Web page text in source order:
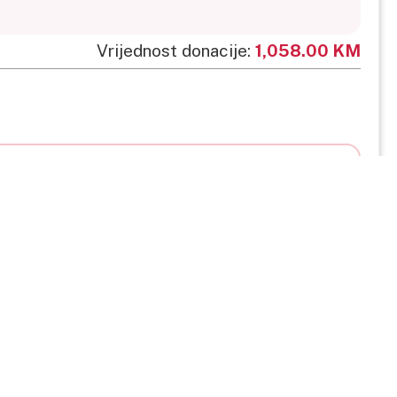
Vrijednost donacije: 1,058.00 KM